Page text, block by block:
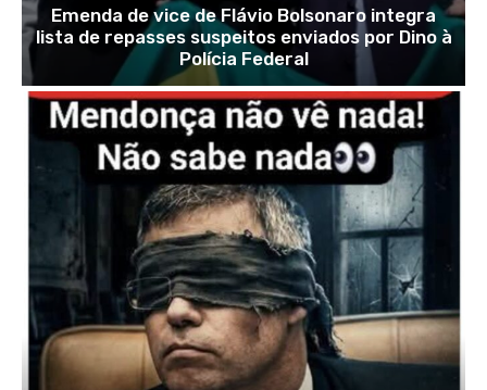
Emenda de vice de Flávio Bolsonaro integra
lista de repasses suspeitos enviados por Dino à
Polícia Federal